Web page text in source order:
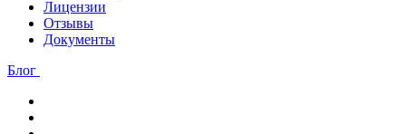
Лицензии
Отзывы
Документы
Блог